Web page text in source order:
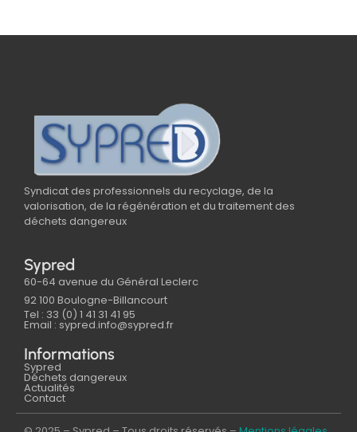
Syndicat des professionnels du recyclage, de la
valorisation, de la régénération et du traitement des
déchets dangereux
Sypred
60-64 avenue du Général Leclerc
92 100 Boulogne-Billancourt
Tel : 33 (0) 1 41 31 41 95
Email : sypred.info@sypred.fr
Informations
Sypred
Déchets dangereux
Actualités
Contact